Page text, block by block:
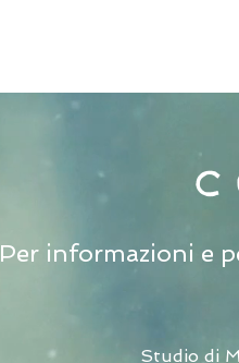
Per informazioni e
Studio di